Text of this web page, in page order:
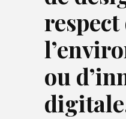
respect
ou